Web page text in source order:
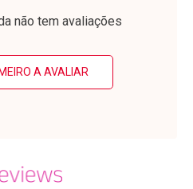
Laboratório
Por Menos
não tem avaliações
A AVALIAR